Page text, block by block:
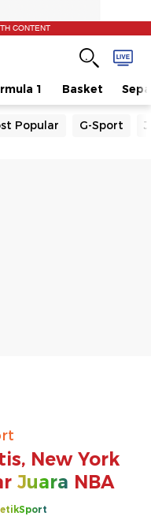
CONTENT
1 Basket
Popular G-Sport
New York
Juara NBA